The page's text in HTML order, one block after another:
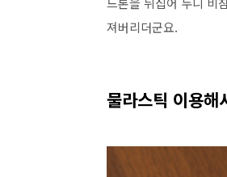
져버리더군요.
물라스틱 이용해